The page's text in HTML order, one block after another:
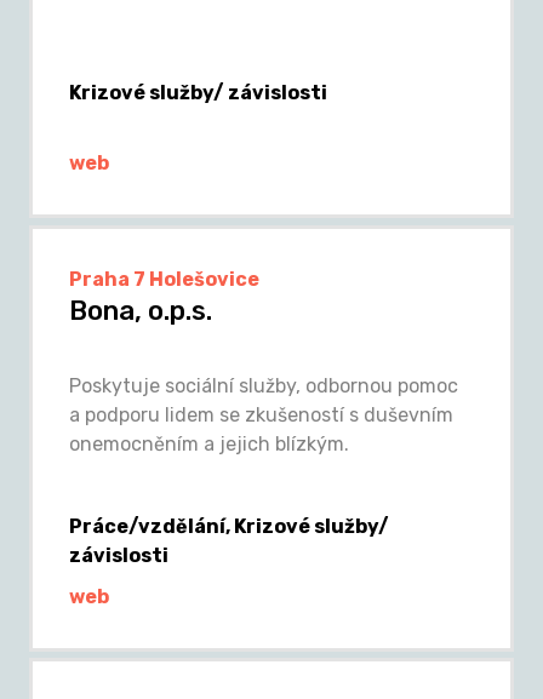
Krizové služby/ závislosti
web
Praha 7 Holešovice
Bona, o.p.s.
Poskytuje sociální služby, odbornou pomoc
a podporu lidem se zkušeností s duševním
onemocněním a jejich blízkým.
Práce/vzdělání, Krizové služby/
závislosti
web